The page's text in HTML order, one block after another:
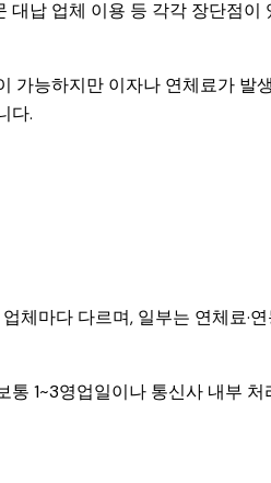
대납 업체 이용 등 각각 장단점이
가능하지만 이자나 연체료가 발
다.
체마다 다르며, 일부는 연체료·연
1~3영업일이나 통신사 내부 처